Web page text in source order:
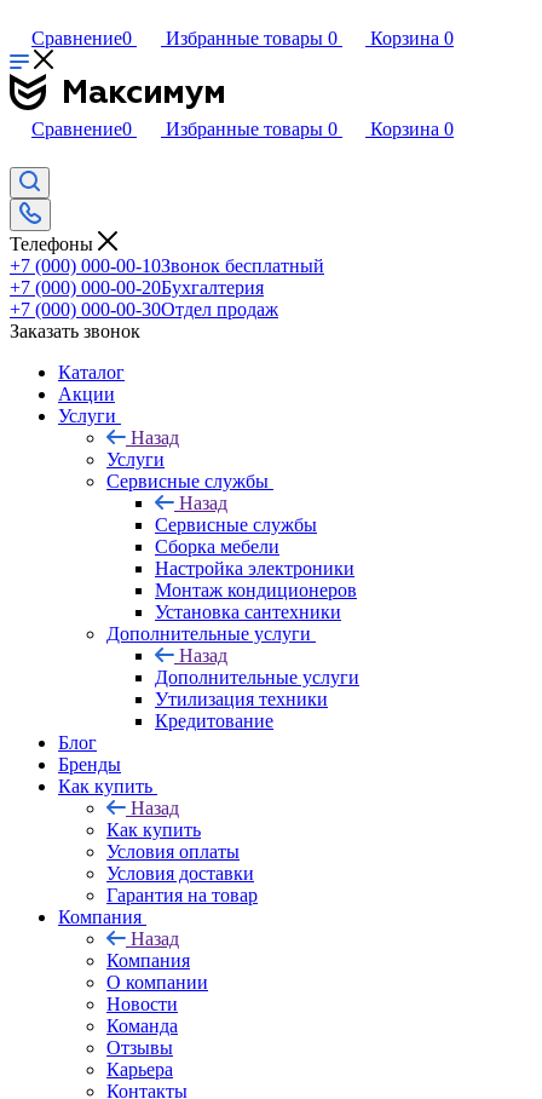
Сравнение0 Избранные товары 0 Корзина 0
Сравнение0 Избранные товары 0 Корзина 0
Телефоны
+7 (000) 000-00-10Звонок бесплатный
+7 (000) 000-00-20Бухгалтерия
+7 (000) 000-00-30Отдел продаж
Заказать звонок
Каталог
Акции
Услуги
Назад
Услуги
Сервисные службы
Назад
Сервисные службы
Сборка мебели
Настройка электроники
Монтаж кондиционеров
Установка сантехники
Дополнительные услуги
Назад
Дополнительные услуги
Утилизация техники
Кредитование
Блог
Бренды
Как купить
Назад
Как купить
Условия оплаты
Условия доставки
Гарантия на товар
Компания
Назад
Компания
О компании
Новости
Команда
Отзывы
Карьера
Контакты